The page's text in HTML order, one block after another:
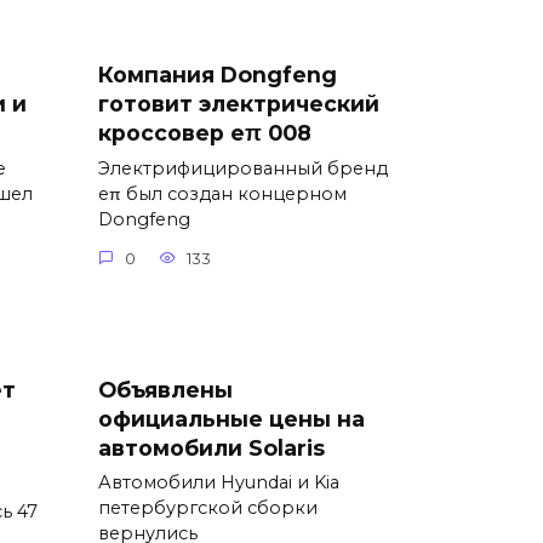
и
Компания Dongfeng
готовит электрический
кроссовер eπ 008
Электрифицированный бренд
eπ был создан концерном
Dongfeng
0 133
47
Объявлены
официальные цены на
автомобили Solaris
Автомобили Hyundai и Kia
петербургской сборки
вернулись